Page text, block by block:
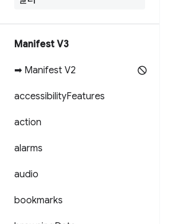
Manifest V3
➡ Manifest V2
accessibilityFeatures
action
alarms
audio
bookmarks